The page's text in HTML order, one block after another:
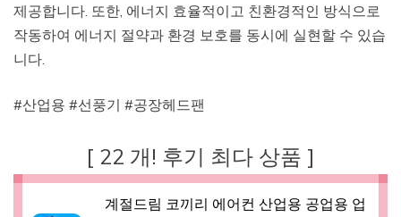
제공합니다. 또한, 에너지 효율적이고 친환경적인 방식으로
작동하여 에너지 절약과 환경 보호를 동시에 실현할 수 있습
니다.
#산업용 #선풍기 #공장헤드팬
[ 22 개! 후기 최다 상품 ]
계절드림 코끼리 에어컨 산업용 공업용 업